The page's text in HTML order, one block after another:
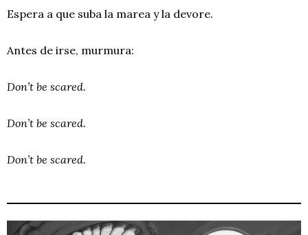
Espera a que suba la marea y la devore.
Antes de irse, murmura:
Don’t be scared.
Don’t be scared.
Don’t be scared.